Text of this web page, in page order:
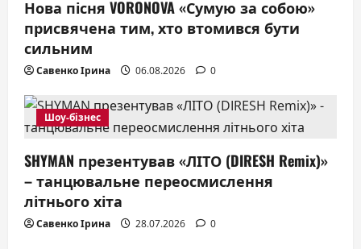
Нова пісня VORONOVA «Сумую за собою»
присвячена тим, хто втомився бути
сильним
Савенко Ірина 06.08.2026 0
Шоу-бізнес
SHYMAN презентував «ЛІТО (DIRESH Remix)»
– танцювальне переосмислення
літнього хіта
Савенко Ірина 28.07.2026 0